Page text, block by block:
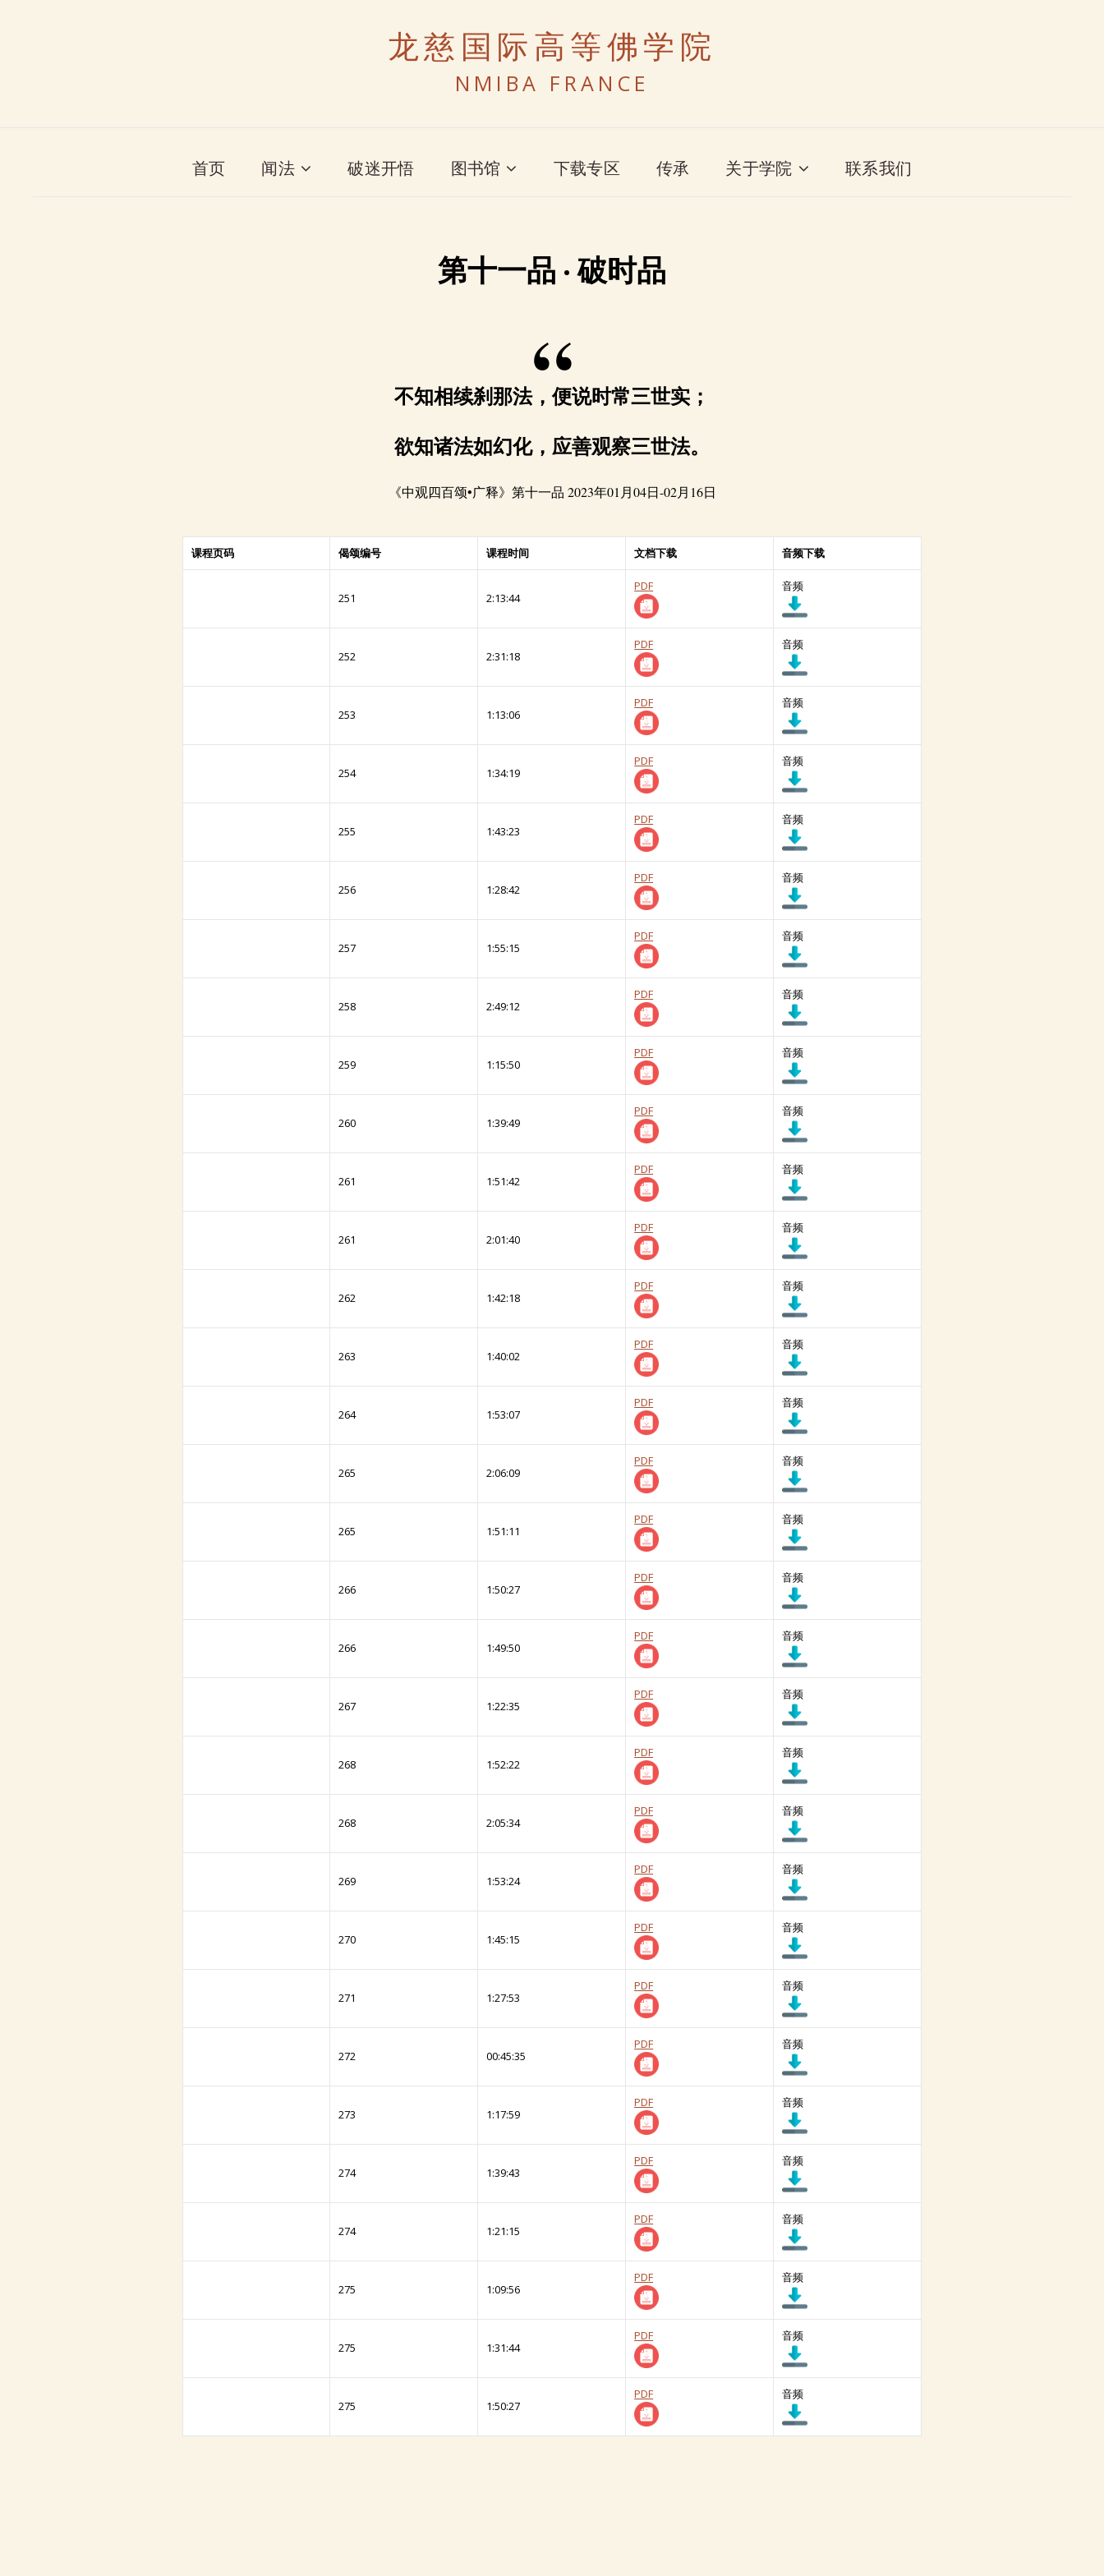
龙慈国际高等佛学院
NMIBA FRANCE
首页 闻法 破迷开悟 图书馆 下载专区 传承 关于学院 联系我们
第十一品 · 破时品
不知相续刹那法，便说时常三世实；
欲知诸法如幻化，应善观察三世法。
《中观四百颂•广释》第十一品 2023年01月04日-02月16日
课程页码 偈颂编号 课程时间 文档下载 音频下载
251 2:13:44
PDF 音频
252 2:31:18
PDF 音频
253 1:13:06
PDF 音频
254 1:34:19
PDF 音频
255 1:43:23
PDF 音频
256 1:28:42
PDF 音频
257 1:55:15
PDF 音频
258 2:49:12
PDF 音频
259 1:15:50
PDF 音频
260 1:39:49
PDF 音频
261 1:51:42
PDF 音频
261 2:01:40
PDF 音频
262 1:42:18
PDF 音频
263 1:40:02
PDF 音频
264 1:53:07
PDF 音频
265 2:06:09
PDF 音频
265 1:51:11
PDF 音频
266 1:50:27
PDF 音频
266 1:49:50
PDF 音频
267 1:22:35
PDF 音频
268 1:52:22
PDF 音频
268 2:05:34
PDF 音频
269 1:53:24
PDF 音频
270 1:45:15
PDF 音频
271 1:27:53
PDF 音频
272 00:45:35
PDF 音频
273 1:17:59
PDF 音频
274 1:39:43
PDF 音频
274 1:21:15
PDF 音频
275 1:09:56
PDF 音频
275 1:31:44
PDF 音频
275 1:50:27
PDF 音频